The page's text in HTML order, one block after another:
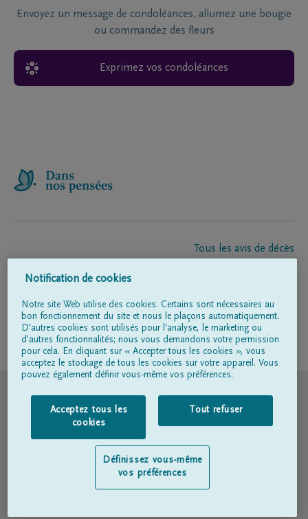
Envoyez un message de condoléances, allumez une bougie
ou commandez des fleurs
Exprimez vos condoléances
Tous les avis de décès
Entrepreneur de pompes funèbres
Suivez-nous sur
Conditions d'utilisation
Déclaration relative à la vie privée
Déclaration d’accessibilité
Notification de cookies
Notre site Web utilise des cookies. Certains sont nécessaires au
bon fonctionnement du site et nous le plaçons automatiquement.
D'autres cookies sont utilisés pour l'analyse, le marketing ou
d'autres fonctionnalités; nous vous demandons votre permission
pour cela. En cliquant sur « Accepter tous les cookies », vous
acceptez le stockage de tous les cookies sur votre appareil. Vous
pouvez également définir vous-même vos préférences.
Acceptez tous les
cookies
Tout refuser
Définissez vous-même
vos préférences